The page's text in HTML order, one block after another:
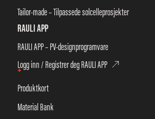
Tailor-made – Tilpassede solcelleprosjekter
RAULI APP
RAULI APP – PV-designprogramvare
Logg inn / Registrer deg RAULI APP
+
Produktkort
Material Bank